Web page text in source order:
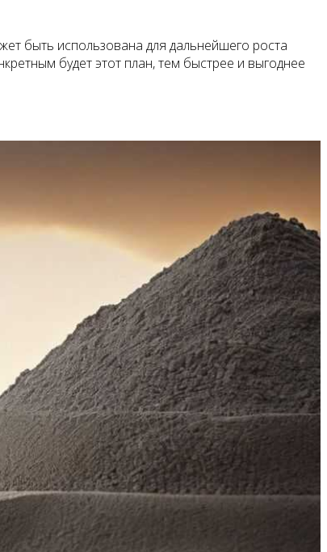
быть использована для дальнейшего роста
будет этот план, тем быстрее и выгоднее